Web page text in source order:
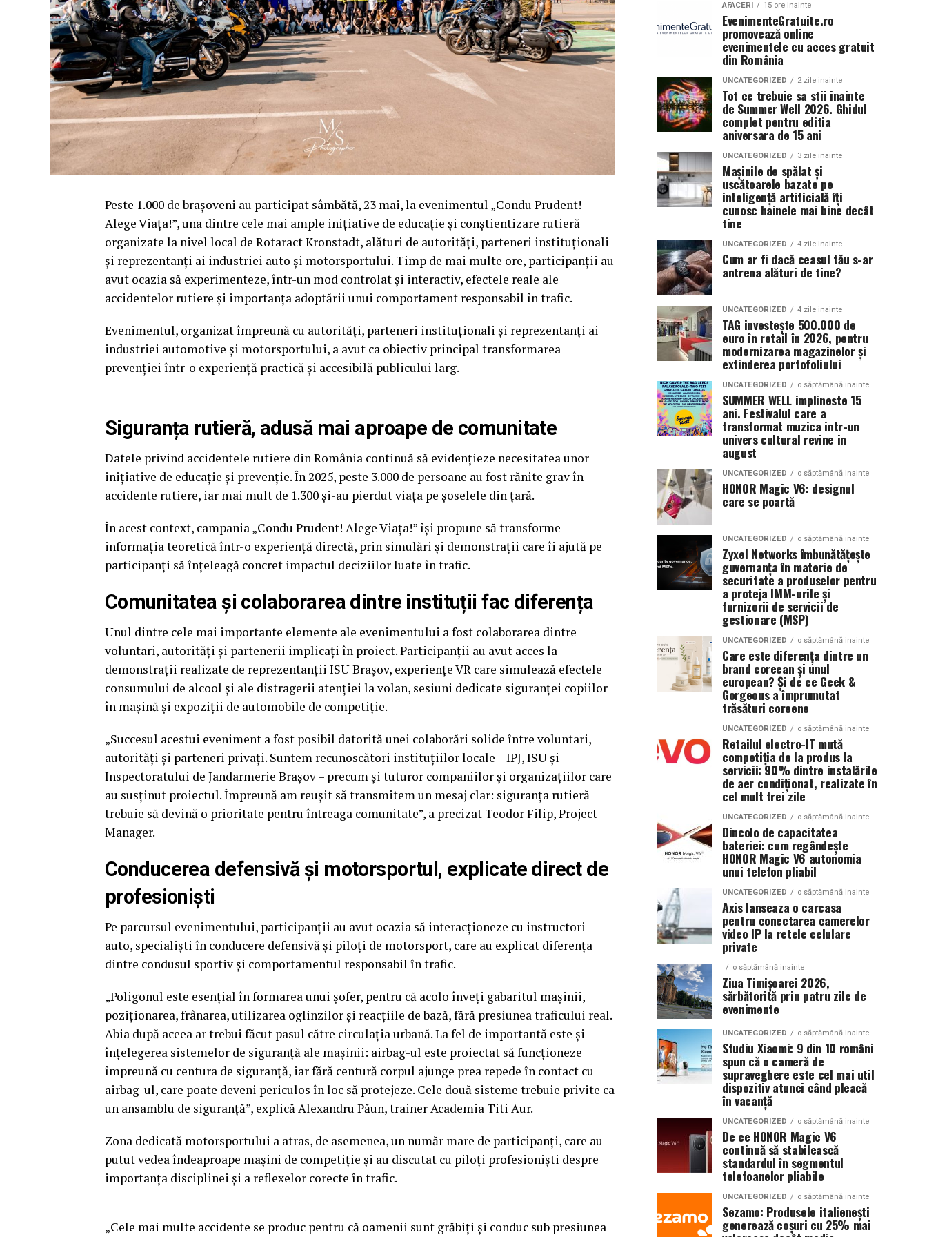
Peste 1.000 de brașoveni au participat sâmbătă, 23 mai, la evenimentul „Condu Prudent!
Alege Viața!”, una dintre cele mai ample inițiative de educație și conștientizare rutieră
organizate la nivel local de Rotaract Kronstadt, alături de autorități, parteneri instituționali
și reprezentanți ai industriei auto și motorsportului. Timp de mai multe ore, participanții au
avut ocazia să experimenteze, într-un mod controlat și interactiv, efectele reale ale
accidentelor rutiere și importanța adoptării unui comportament responsabil în trafic.
Evenimentul, organizat împreună cu autorități, parteneri instituționali și reprezentanți ai
industriei automotive și motorsportului, a avut ca obiectiv principal transformarea
prevenției într-o experiență practică și accesibilă publicului larg.
Siguranța rutieră, adusă mai aproape de comunitate
Datele privind accidentele rutiere din România continuă să evidențieze necesitatea unor
inițiative de educație și prevenție. În 2025, peste 3.000 de persoane au fost rănite grav în
accidente rutiere, iar mai mult de 1.300 și-au pierdut viața pe șoselele din țară.
În acest context, campania „Condu Prudent! Alege Viața!” își propune să transforme
informația teoretică într-o experiență directă, prin simulări și demonstrații care îi ajută pe
participanți să înțeleagă concret impactul deciziilor luate în trafic.
Comunitatea și colaborarea dintre instituții fac diferența
Unul dintre cele mai importante elemente ale evenimentului a fost colaborarea dintre
voluntari, autorități și partenerii implicați în proiect. Participanții au avut acces la
demonstrații realizate de reprezentanții ISU Brașov, experiențe VR care simulează efectele
consumului de alcool și ale distragerii atenției la volan, sesiuni dedicate siguranței copiilor
în mașină și expoziții de automobile de competiție.
„Succesul acestui eveniment a fost posibil datorită unei colaborări solide între voluntari,
autorități și parteneri privați. Suntem recunoscători instituțiilor locale – IPJ, ISU și
Inspectoratului de Jandarmerie Brașov – precum și tuturor companiilor și organizațiilor care
au susținut proiectul. Împreună am reușit să transmitem un mesaj clar: siguranța rutieră
trebuie să devină o prioritate pentru întreaga comunitate”, a precizat Teodor Filip, Project
Manager.
Conducerea defensivă și motorsportul, explicate direct de
profesioniști
Pe parcursul evenimentului, participanții au avut ocazia să interacționeze cu instructori
auto, specialiști în conducere defensivă și piloți de motorsport, care au explicat diferența
dintre condusul sportiv și comportamentul responsabil în trafic.
„Poligonul este esențial în formarea unui șofer, pentru că acolo înveți gabaritul mașinii,
poziționarea, frânarea, utilizarea oglinzilor și reacțiile de bază, fără presiunea traficului real.
Abia după aceea ar trebui făcut pasul către circulația urbană. La fel de importantă este și
înțelegerea sistemelor de siguranță ale mașinii: airbag-ul este proiectat să funcționeze
împreună cu centura de siguranță, iar fără centură corpul ajunge prea repede în contact cu
airbag-ul, care poate deveni periculos în loc să protejeze. Cele două sisteme trebuie privite ca
un ansamblu de siguranță”, explică Alexandru Păun, trainer Academia Titi Aur.
Zona dedicată motorsportului a atras, de asemenea, un număr mare de participanți, care au
putut vedea îndeaproape mașini de competiție și au discutat cu piloți profesioniști despre
importanța disciplinei și a reflexelor corecte în trafic.
„Cele mai multe accidente se produc pentru că oamenii sunt grăbiți și conduc sub presiunea
AFACERI 15 ore inainte
EvenimenteGratuite.ro
promovează online
evenimentele cu acces gratuit
din România
UNCATEGORIZED 2 zile inainte
Tot ce trebuie sa stii inainte
de Summer Well 2026. Ghidul
complet pentru editia
aniversara de 15 ani
UNCATEGORIZED 3 zile inainte
Mașinile de spălat și
uscătoarele bazate pe
inteligență artificială îți
cunosc hainele mai bine decât
tine
UNCATEGORIZED 4 zile inainte
Cum ar fi dacă ceasul tău s-ar
antrena alături de tine?
UNCATEGORIZED 4 zile inainte
TAG investește 500.000 de
euro în retail în 2026, pentru
modernizarea magazinelor și
extinderea portofoliului
UNCATEGORIZED o săptămână inainte
SUMMER WELL implineste 15
ani. Festivalul care a
transformat muzica intr-un
univers cultural revine in
august
UNCATEGORIZED o săptămână inainte
HONOR Magic V6: designul
care se poartă
UNCATEGORIZED o săptămână inainte
Zyxel Networks îmbunătățește
guvernanța în materie de
securitate a produselor pentru
a proteja IMM-urile și
furnizorii de servicii de
gestionare (MSP)
UNCATEGORIZED o săptămână inainte
Care este diferența dintre un
brand coreean și unul
european? Și de ce Geek &
Gorgeous a împrumutat
trăsături coreene
UNCATEGORIZED o săptămână inainte
Retailul electro-IT mută
competiția de la produs la
servicii: 90% dintre instalările
de aer condiționat, realizate în
cel mult trei zile
UNCATEGORIZED o săptămână inainte
Dincolo de capacitatea
bateriei: cum regândește
HONOR Magic V6 autonomia
unui telefon pliabil
UNCATEGORIZED o săptămână inainte
Axis lanseaza o carcasa
pentru conectarea camerelor
video IP la retele celulare
private
o săptămână inainte
Ziua Timișoarei 2026,
sărbătorită prin patru zile de
evenimente
UNCATEGORIZED o săptămână inainte
Studiu Xiaomi: 9 din 10 români
spun că o cameră de
supraveghere este cel mai util
dispozitiv atunci când pleacă
în vacanță
UNCATEGORIZED o săptămână inainte
De ce HONOR Magic V6
continuă să stabilească
standardul în segmentul
telefoanelor pliabile
UNCATEGORIZED o săptămână inainte
Sezamo: Produsele italienești
generează coșuri cu 25% mai